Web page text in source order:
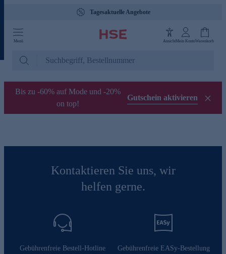
Tagesaktuelle Angebote
Menü AnsichtMein KontoWarenkorb
Bis zu -60% auf Mode und -20%
on top!
Gutschein aktivieren
Kontaktieren Sie uns, wir
helfen gerne.
Gebührenfreie Bestell-Hotline Gebührenfreie EASy-Bestellung